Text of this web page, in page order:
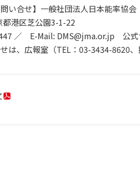
問い合せ】一般社団法人日本能率
港区芝公園3-1-22
／ E-Mail: DMS@jma.or.jp 公
は、広報室（TEL：03-3434-8620、